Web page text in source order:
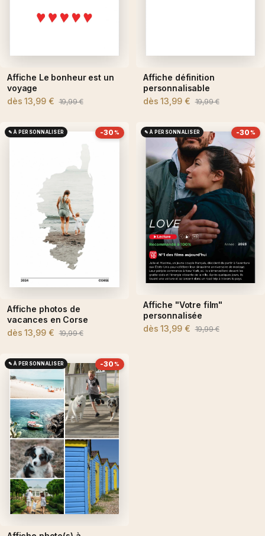
Affiche Le bonheur est un
voyage
dès13,99 € 19,99 €
Affiche définition
personnalisable
dès13,99 € 19,99 €
✎ À PERSONNALISER -30 %
Affiche photos de
vacances en Corse
dès13,99 € 19,99 €
✎ À PERSONNALISER -30 %
Affiche "Votre film"
personnalisée
dès13,99 € 19,99 €
✎ À PERSONNALISER -30 %